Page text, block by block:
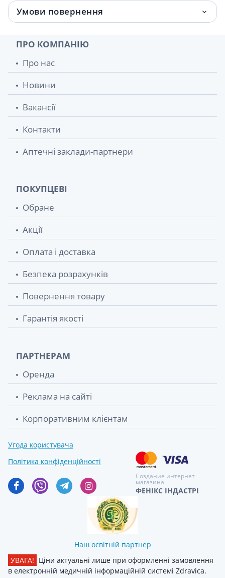
Умови повернення
ПРО КОМПАНІЮ
Про нас
Новини
Вакансії
Контакти
Аптечні заклади-партнери
ПОКУПЦЕВІ
Обране
Акції
Оплата і доставка
Безпека розрахунків
Повернення товару
Гарантія якості
ПАРТНЕРАМ
Оренда
Реклама на сайті
Корпоративним клієнтам
Угода користувача
Політика конфіденційності
Создание интернет
магазина
ФЕНІКС ІНДАСТРІ
Наш освітній партнер
УВАГА! Ціни актуальні лише при оформленні замовлення
в електронній медичній інформаційній системі Zdravica.